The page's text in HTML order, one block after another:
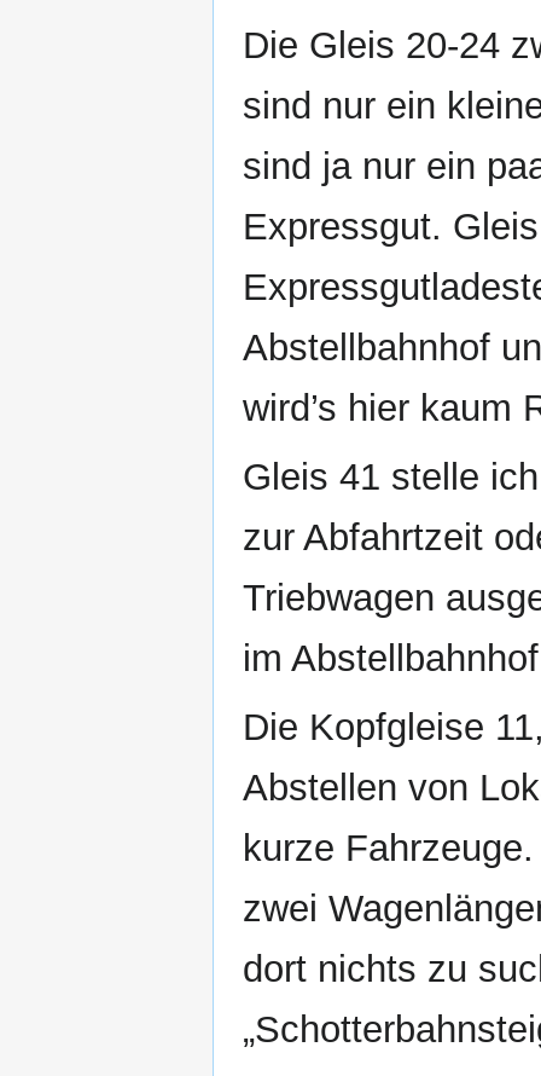
Die Gleis 20‐24
sind nur ein
sind ja nur ein
Expressgut.
Abstellbahnhof
wird’s hier kaum
Gleis 41 stelle
zur Abfahrtzeit
Triebwagen
im
Die Kopfgleise
Abstellen von
kurze
zwei
dort nichts zu